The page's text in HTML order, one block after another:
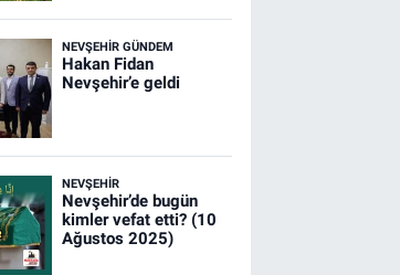
NEVŞEHIR GÜNDEM
Hakan Fidan
Nevşehir’e geldi
NEVŞEHIR
Nevşehir’de bugün
kimler vefat etti? (10
Ağustos 2025)